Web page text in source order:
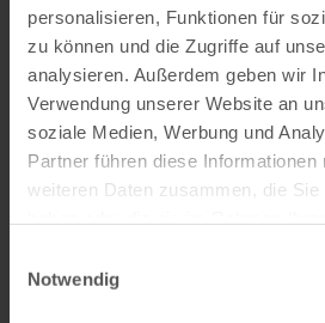
personalisieren, Funktionen für
zu können und die Zugriffe auf
analysieren. Außerdem geben wir
Verwendung unserer Website an
soziale Medien, Werbung und
Partner führen diese
weiteren Daten zusammen, die Sie
Notwendig